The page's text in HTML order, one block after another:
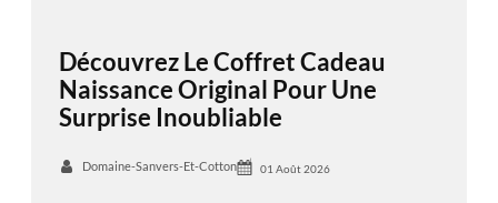
Découvrez Le Coffret Cadeau
Naissance Original Pour Une
Surprise Inoubliable
Domaine-Sanvers-Et-Cotton 01 Août 2026